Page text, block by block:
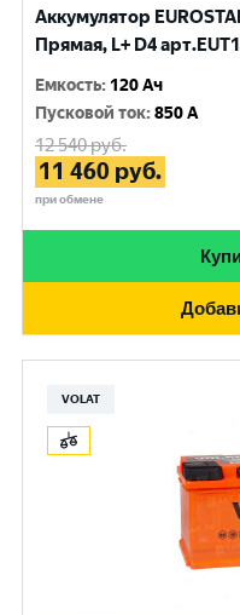
Аккумулятор
Прямая, L+ D4
Емкость: 120 Ач
Пусковой ток:850 A
12 540руб.
11 460 руб.
при обмене
VOLAT